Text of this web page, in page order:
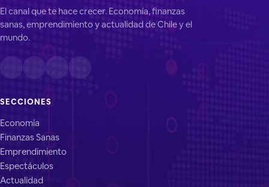
El canal que te hace crecer. Economía, finanzas
sanas, emprendimiento y actualidad de Chile y el
mundo.
SECCIONES
Economía
Finanzas Sanas
Emprendimiento
Espectáculos
Actualidad